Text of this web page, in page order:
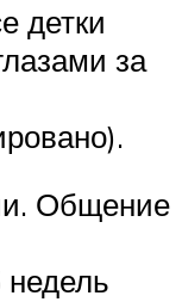
детки
за
Общение